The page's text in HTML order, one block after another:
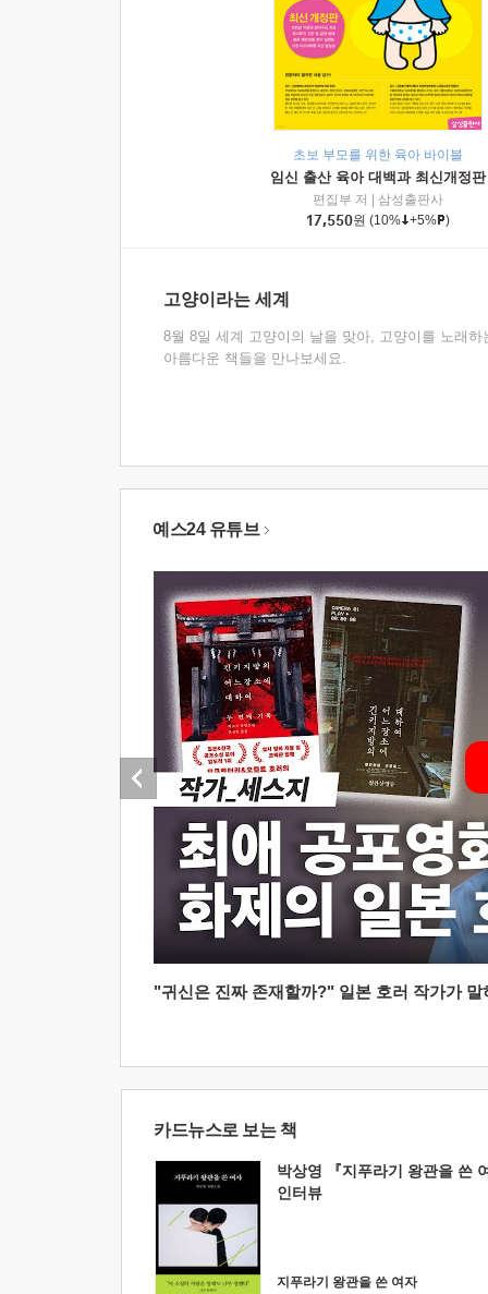
초보 부모를 위한 육아 바이블
임신 출산 육아 대백과 최신개정판
편집부 저
삼성출판사
17,550원 (10% +5% )
고양이라는 세계
8월 8일 세계 고양이의 날을 맞아, 고양이를 노래하
아름다운 책들을 만나보세요.
예스24 유튜브
"귀신은 진짜 존재할까?" 일본 호러 작가가
카드뉴스로 보는 책
박상영 『지푸라기 왕관을 쓴
인터뷰
지푸라기 왕관을 쓴 여자